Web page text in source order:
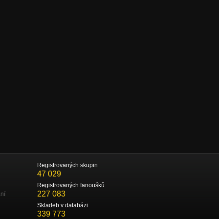
Registrovaných skupin
47 029
Registrovaných fanoušků
227 083
Skladeb v databázi
339 773